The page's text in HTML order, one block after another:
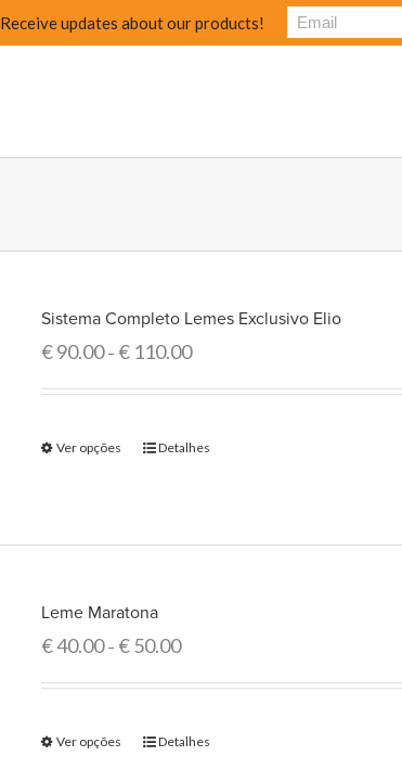
Sistema Completo Lemes Exclusivo Elio
€90.00–€ 110.00
Ver opções Detalhes
Leme Maratona
€40.00–€50.00
Ver opções Detalhes
Receive updates about our products!